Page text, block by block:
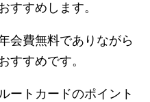
すすめします。
会費無料でありながら
すすめです。
ートカードのポイント